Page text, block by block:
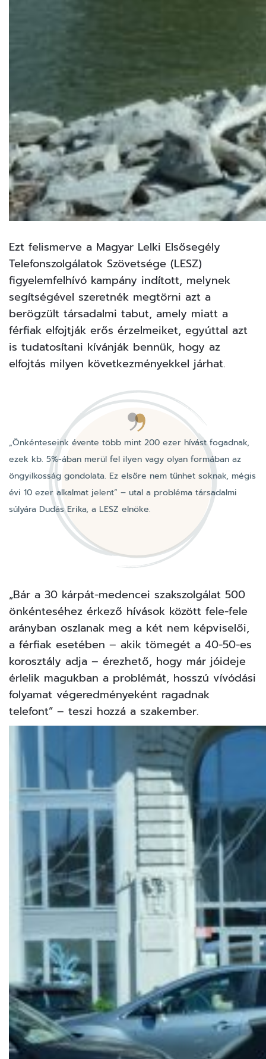
Ezt felismerve a Magyar Lelki Elsősegély
Telefonszolgálatok Szövetsége (LESZ)
figyelemfelhívó kampány indított, melynek
segítségével szeretnék megtörni azt a
berögzült társadalmi tabut, amely miatt a
férfiak elfojtják erős érzelmeiket, egyúttal azt
is tudatosítani kívánják bennük, hogy az
elfojtás milyen következményekkel járhat.
„Önkénteseink évente több mint 200 ezer hívást fogadnak,
ezek kb. 5%-ában merül fel ilyen vagy olyan formában az
öngyilkosság gondolata. Ez elsőre nem tűnhet soknak, mégis
évi 10 ezer alkalmat jelent” – utal a probléma társadalmi
súlyára Dudás Erika, a LESZ elnöke.
„Bár a 30 kárpát-medencei szakszolgálat 500
önkénteséhez érkező hívások között fele-fele
arányban oszlanak meg a két nem képviselői,
a férfiak esetében – akik tömegét a 40-50-es
korosztály adja – érezhető, hogy már jóideje
érlelik magukban a problémát, hosszú vívódási
folyamat végeredményeként ragadnak
telefont” – teszi hozzá a szakember.